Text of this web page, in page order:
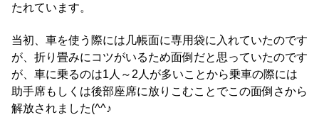
たれています。
当初、車を使う際には几帳面に専用袋に入れていたのです
が、折り畳みにコツがいるため面倒だと思っていたのです
が、車に乗るのは1人～2人が多いことから乗車の際には
助手席もしくは後部座席に放りこむことでこの面倒さから
解放されました(^^♪